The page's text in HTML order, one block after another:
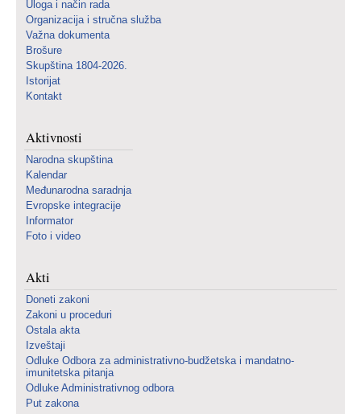
Uloga i način rada
Organizacija i stručna služba
Važna dokumenta
Brošure
Skupština 1804-2026.
Istorijat
Kontakt
Aktivnosti
Narodna skupština
Kalendar
Međunarodna saradnja
Evropske integracije
Informator
Foto i video
Akti
Doneti zakoni
Zakoni u proceduri
Ostala akta
Izveštaji
Odluke Odbora za administrativno-budžetska i mandatno-
imunitetska pitanja
Odluke Administrativnog odbora
Put zakona